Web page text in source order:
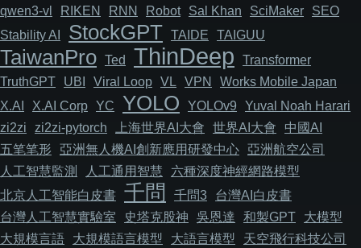
qwen3-vl
RIKEN RNN Robot Sal Khan SciMaker
SEO
Stability AI
StockGPT TAIDE TAIGUU
TaiwanPro Ted ThinDeep
Transformer
TruthGPT
UBI Viral Loop VL VPN
Works Mobile Japan
X.AI
X.AI Corp YC YOLO YOLOv9
Yuval Noah Harari
zi2zi
zi2zi-pytorch 上海世界AI大會 世界AI大會
中國AI
五笔笔形
亞洲無人機AI創新應用研發中心 亞洲航空公司
人工智慧監測
人工通用智慧
六種深度神經網路模型
北京人工智能白皮書 千問 千問3
台灣AI白皮書
台灣人工智慧實驗室
史塔克股神 吳恩達 和製GPT
大模型
大規模言語
大規模語言模型 大語言模型
天空飛行科技公司